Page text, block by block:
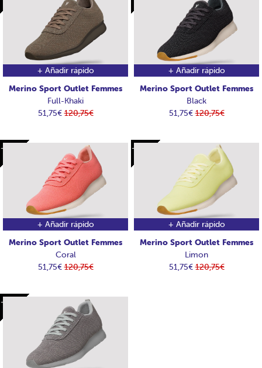
+ Añadir rápido
Merino Sport Outlet Femmes
Full-Khaki
51,75€120,75€
+ Añadir rápido
Merino Sport Outlet Femmes
Black
51,75€120,75€
+ Añadir rápido
Merino Sport Outlet Femmes
Coral
51,75€120,75€
-69€
-69€
+ Añadir rápido
Merino Sport Outlet Femmes
Limon
51,75€120,75€
-69€
-69€
-74€
-74€